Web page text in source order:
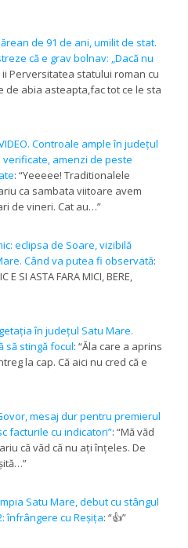
de 91 de ani, umilit de stat.
că e grav bolnav: „Dacă nu
ii Perversitatea statului roman cu
abia asteapta,fac tot ce le sta
Controale ample în județul
amenzi de peste
: “Yeeeee! Traditionalele
ca sambata viitoare avem
de vineri. Cat au…”
eclipsa de Soare, vizibilă
Când va putea fi observată:
E SI ASTA FARA MICI, BERE,
în județul Satu Mare.
să stingă focul: “Ăla care a aprins
la cap. Că aici nu cred că e
mesaj dur pentru premierul
facturile cu indicatori”: “Mă văd
că văd că nu ați înțeles. De
”
Satu Mare, debut cu stângul
înfrângere cu Reșița: “👍”